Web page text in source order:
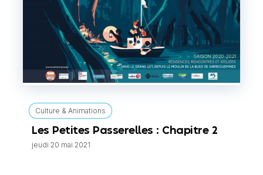
Culture & Animations
Les Petites Passerelles : Chapitre 2
jeudi 20 mai 2021